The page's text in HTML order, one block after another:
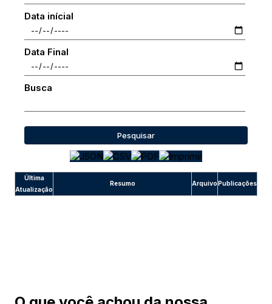
Data inícial
Data Final
Busca
Pesquisar
Última
Atualização
Resumo ArquivoPublicações